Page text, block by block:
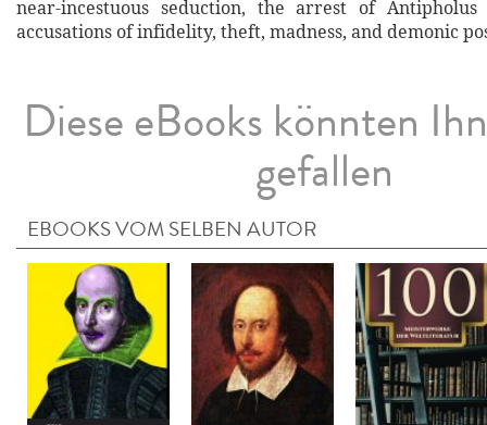
near-incestuous seduction, the arrest of Antipholus
accusations of infidelity, theft, madness, and demonic
Diese eBooks könnten
gefallen
EBOOKS VOM SELBEN AUTOR